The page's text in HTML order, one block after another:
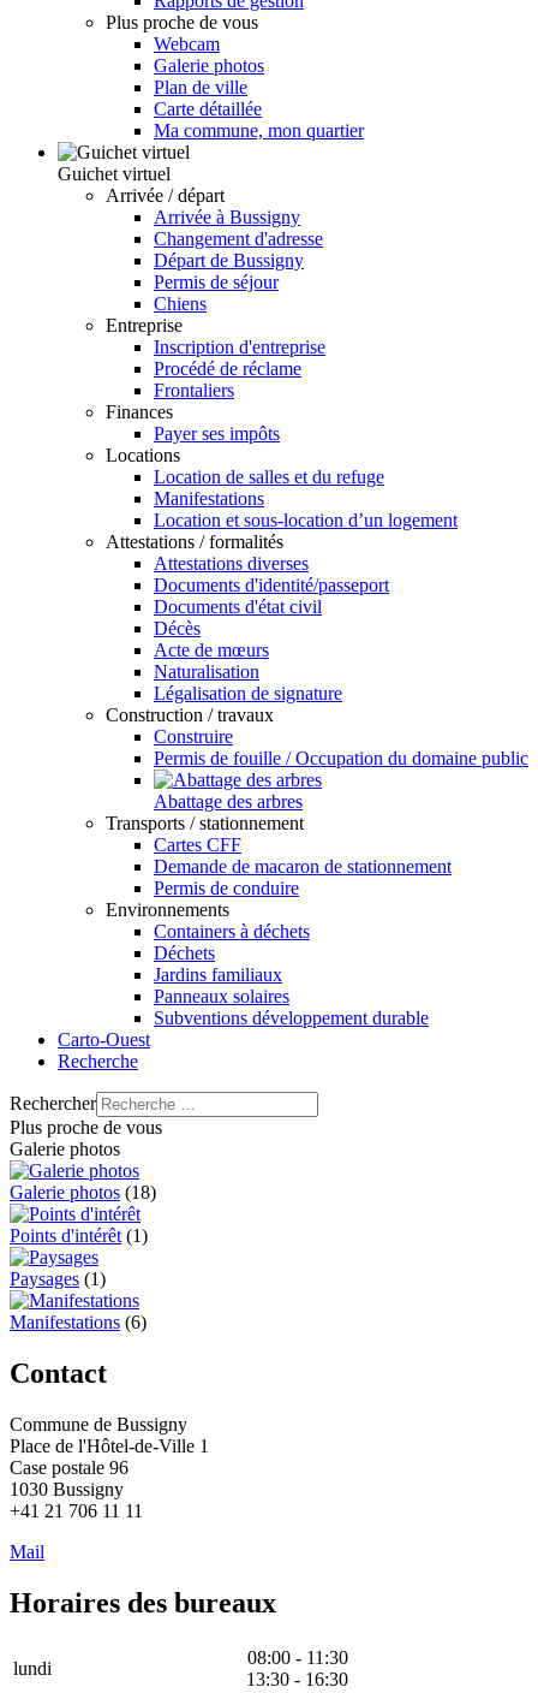
Plus proche de vous
Webcam
Galerie photos
Plan de ville
Carte détaillée
Ma commune, mon quartier
Guichet virtuel
Arrivée / départ
Arrivée à Bussigny
Changement d'adresse
Départ de Bussigny
Permis de séjour
Chiens
Entreprise
Inscription d'entreprise
Procédé de réclame
Frontaliers
Finances
Payer ses impôts
Locations
Location de salles et du refuge
Manifestations
Location et sous-location d’un logement
Attestations / formalités
Attestations diverses
Documents d'identité/passeport
Documents d'état civil
Décès
Acte de mœurs
Naturalisation
Légalisation de signature
Construction / travaux
Construire
Permis de fouille / Occupation du domaine public
Abattage des arbres
Transports / stationnement
Cartes CFF
Demande de macaron de stationnement
Permis de conduire
Environnements
Containers à déchets
Déchets
Jardins familiaux
Panneaux solaires
Subventions développement durable
Carto-Ouest
Recherche
Rechercher
Plus proche de vous
Galerie photos
Galerie photos (18)
Points d'intérêt (1)
Paysages (1)
Manifestations (6)
Contact
Commune de Bussigny
Place de l'Hôtel-de-Ville 1
Case postale 96
1030 Bussigny
+41 21 706 11 11
Mail
Horaires des bureaux
lundi
08:00 - 11:30
13:30 - 16:30